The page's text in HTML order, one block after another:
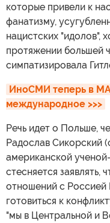
которые привели к
фанатизму,
нацистских "идолов",
протяжении большей
симпатизировала
ИноСМИ теперь в
международное >>>
Речь идет о Польше,
Радослав Сикорский
американской
стесняется
отношений с Россией
готовиться к
"мы в Центральной и